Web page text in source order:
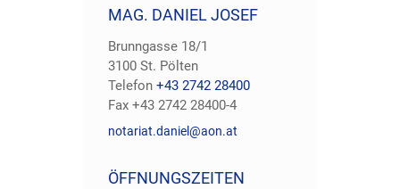
MAG. DANIEL JOSEF
Brunngasse 18/1
3100 St. Pölten
Telefon +43 2742 28400
Fax +43 2742 28400-4
notariat.daniel@aon.at
ÖFFNUNGSZEITEN